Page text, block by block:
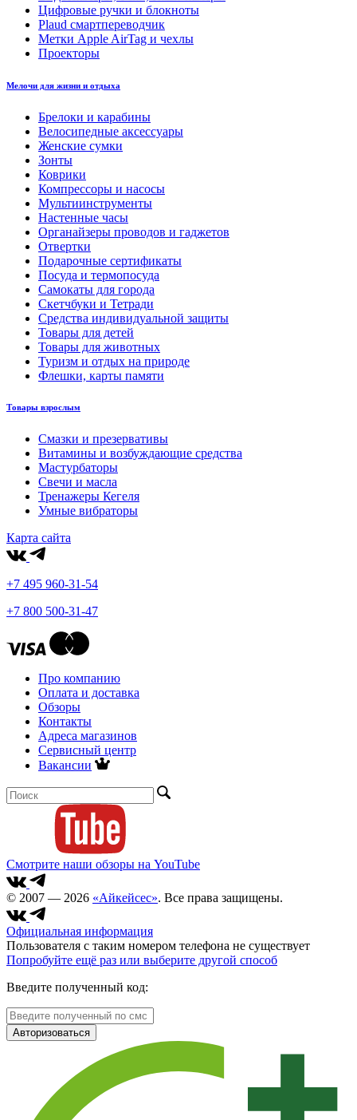
Цифровые ручки и блокноты
Plaud смартпереводчик
Метки Apple AirTag и чехлы
Проекторы
Мелочи для жизни и отдыха
Брелоки и карабины
Велосипедные аксессуары
Женские сумки
Зонты
Коврики
Компрессоры и насосы
Мультиинструменты
Настенные часы
Органайзеры проводов и гаджетов
Отвертки
Подарочные сертификаты
Посуда и термопосуда
Самокаты для города
Скетчбуки и Тетради
Средства индивидуальной защиты
Товары для детей
Товары для животных
Туризм и отдых на природе
Флешки, карты памяти
Товары взрослым
Смазки и презервативы
Витамины и возбуждающие средства
Мастурбаторы
Свечи и масла
Тренажеры Кегеля
Умные вибраторы
Карта сайта
+7 495 960-31-54
+7 800 500-31-47
Про компанию
Оплата и доставка
Обзоры
Контакты
Адреса магазинов
Сервисный центр
Вакансии
Смотрите наши обзоры на YouTube
© 2007 — 2026 «Айкейсес». Все права защищены.
Официальная информация
Пользователя с таким номером телефона не существует
Попробуйте ещё раз или выберите другой способ
Введите полученный код:
Авторизоваться